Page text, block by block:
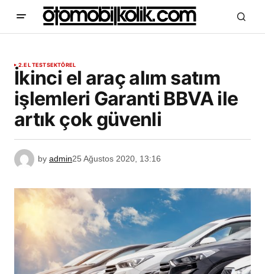
2.EL TESTSEKTÖREL
İkinci el araç alım satım
işlemleri Garanti BBVA ile
artık çok güvenli
by admin25 Ağustos 2020, 13:16